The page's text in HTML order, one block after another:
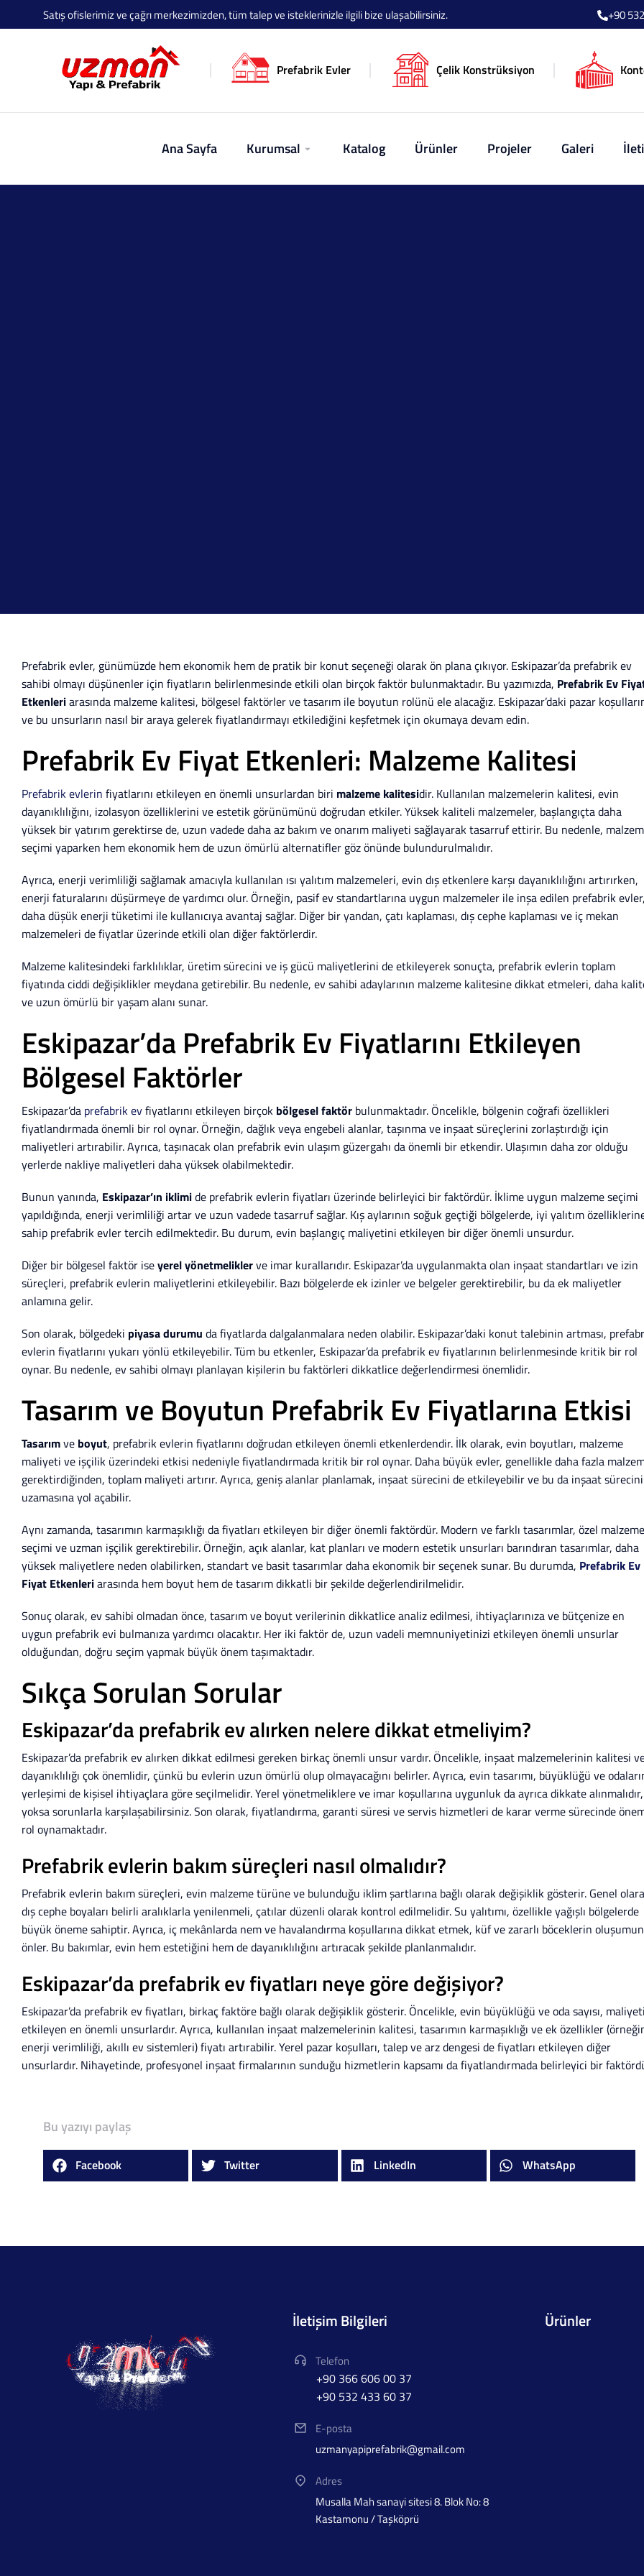
Satış ofislerimiz ve çağrı merkezimizden, tüm talep ve isteklerinizle ilgili bize ulaşabilirsiniz. +90
Prefabrik Evler Çelik Konstrüksiyon
Ana Sayfa Kurumsal Katalog Ürünler Projeler Galeri
Prefabrik evler, günümüzde hem ekonomik hem de pratik bir konut seçeneği olarak ön plana çıkıyor. Eskipazar’da prefabrik ev
sahibi olmayı düşünenler için fiyatların belirlenmesinde etkili olan birçok faktör bulunmaktadır. Bu yazımızda, Prefabrik Ev
Etkenleriarasında malzeme kalitesi, bölgesel faktörler ve tasarım ile boyutun rolünü ele alacağız. Eskipazar’daki pazar
ve bu unsurların nasıl bir araya gelerek fiyatlandırmayı etkilediğini keşfetmek için okumaya devam edin.
Prefabrik Ev Fiyat Etkenleri: Malzeme Kalitesi
Prefabrik evlerin fiyatlarını etkileyen en önemli unsurlardan biri malzeme kalitesidir. Kullanılan malzemelerin kalitesi, evin
dayanıklılığını, izolasyon özelliklerini ve estetik görünümünü doğrudan etkiler. Yüksek kaliteli malzemeler, başlangıçta daha
yüksek bir yatırım gerektirse de, uzun vadede daha az bakım ve onarım maliyeti sağlayarak tasarruf ettirir. Bu nedenle,
seçimi yaparken hem ekonomik hem de uzun ömürlü alternatifler göz önünde bulundurulmalıdır.
Ayrıca, enerji verimliliği sağlamak amacıyla kullanılan ısı yalıtım malzemeleri, evin dış etkenlere karşı dayanıklılığını artırırken,
enerji faturalarını düşürmeye de yardımcı olur. Örneğin, pasif ev standartlarına uygun malzemeler ile inşa edilen prefabrik evler,
daha düşük enerji tüketimi ile kullanıcıya avantaj sağlar. Diğer bir yandan, çatı kaplaması, dış cephe kaplaması ve iç mekan
malzemeleri de fiyatlar üzerinde etkili olan diğer faktörlerdir.
Malzeme kalitesindeki farklılıklar, üretim sürecini ve iş gücü maliyetlerini de etkileyerek sonuçta, prefabrik evlerin toplam
fiyatında ciddi değişiklikler meydana getirebilir. Bu nedenle, ev sahibi adaylarının malzeme kalitesine dikkat etmeleri, daha
ve uzun ömürlü bir yaşam alanı sunar.
Eskipazar’da Prefabrik Ev Fiyatlarını Etkileyen
Bölgesel Faktörler
Eskipazar’da prefabrik evfiyatlarını etkileyen birçok bölgesel faktör bulunmaktadır. Öncelikle, bölgenin coğrafi özellikleri
fiyatlandırmada önemli bir rol oynar. Örneğin, dağlık veya engebeli alanlar, taşınma ve inşaat süreçlerini zorlaştırdığı için
maliyetleri artırabilir. Ayrıca, taşınacak olan prefabrik evin ulaşım güzergahı da önemli bir etkendir. Ulaşımın daha zor olduğu
yerlerde nakliye maliyetleri daha yüksek olabilmektedir.
Bunun yanında, Eskipazar’ın iklimide prefabrik evlerin fiyatları üzerinde belirleyici bir faktördür. İklime uygun malzeme seçimi
yapıldığında, enerji verimliliği artar ve uzun vadede tasarruf sağlar. Kış aylarının soğuk geçtiği bölgelerde, iyi yalıtım
sahip prefabrik evler tercih edilmektedir. Bu durum, evin başlangıç maliyetini etkileyen bir diğer önemli unsurdur.
Diğer bir bölgesel faktör iseyerel yönetmeliklerve imar kurallarıdır. Eskipazar’da uygulanmakta olan inşaat standartları ve izin
süreçleri, prefabrik evlerin maliyetlerini etkileyebilir. Bazı bölgelerde ek izinler ve belgeler gerektirebilir, bu da ek maliyetler
anlamına gelir.
Son olarak, bölgedeki piyasa durumu da fiyatlarda dalgalanmalara neden olabilir. Eskipazar’daki konut talebinin artması,
evlerin fiyatlarını yukarı yönlü etkileyebilir. Tüm bu etkenler, Eskipazar’da prefabrik ev fiyatlarının belirlenmesinde kritik bir rol
oynar. Bu nedenle, ev sahibi olmayı planlayan kişilerin bu faktörleri dikkatlice değerlendirmesi önemlidir.
Tasarım ve Boyutun Prefabrik Ev Fiyatlarına Etkisi
Tasarımve boyut, prefabrik evlerin fiyatlarını doğrudan etkileyen önemli etkenlerdendir. İlk olarak, evin boyutları, malzeme
maliyeti ve işçilik üzerindeki etkisi nedeniyle fiyatlandırmada kritik bir rol oynar. Daha büyük evler, genellikle daha fazla
gerektirdiğinden, toplam maliyeti artırır. Ayrıca, geniş alanlar planlamak, inşaat sürecini de etkileyebilir ve bu da inşaat
uzamasına yol açabilir.
Aynı zamanda, tasarımın karmaşıklığı da fiyatları etkileyen bir diğer önemli faktördür. Modern ve farklı tasarımlar, özel malzeme
seçimi ve uzman işçilik gerektirebilir. Örneğin, açık alanlar, kat planları ve modern estetik unsurları barındıran tasarımlar, daha
yüksek maliyetlere neden olabilirken, standart ve basit tasarımlar daha ekonomik bir seçenek sunar. Bu durumda, Prefabrik Ev
Fiyat Etkenleriarasında hem boyut hem de tasarım dikkatli bir şekilde değerlendirilmelidir.
Sonuç olarak, ev sahibi olmadan önce, tasarım ve boyut verilerinin dikkatlice analiz edilmesi, ihtiyaçlarınıza ve bütçenize en
uygun prefabrik evi bulmanıza yardımcı olacaktır. Her iki faktör de, uzun vadeli memnuniyetinizi etkileyen önemli unsurlar
olduğundan, doğru seçim yapmak büyük önem taşımaktadır.
Sıkça Sorulan Sorular
Eskipazar’da prefabrik ev alırken nelere dikkat etmeliyim?
Eskipazar’da prefabrik ev alırken dikkat edilmesi gereken birkaç önemli unsur vardır. Öncelikle, inşaat malzemelerinin kalitesi
dayanıklılığı çok önemlidir, çünkü bu evlerin uzun ömürlü olup olmayacağını belirler. Ayrıca, evin tasarımı, büyüklüğü ve
yerleşimi de kişisel ihtiyaçlara göre seçilmelidir. Yerel yönetmeliklere ve imar koşullarına uygunluk da ayrıca dikkate alınmalıdır,
yoksa sorunlarla karşılaşabilirsiniz. Son olarak, fiyatlandırma, garanti süresi ve servis hizmetleri de karar verme sürecinde
rol oynamaktadır.
Prefabrik evlerin bakım süreçleri nasıl olmalıdır?
Prefabrik evlerin bakım süreçleri, evin malzeme türüne ve bulunduğu iklim şartlarına bağlı olarak değişiklik gösterir. Genel
dış cephe boyaları belirli aralıklarla yenilenmeli, çatılar düzenli olarak kontrol edilmelidir. Su yalıtımı, özellikle yağışlı bölgelerde
büyük öneme sahiptir. Ayrıca, iç mekânlarda nem ve havalandırma koşullarına dikkat etmek, küf ve zararlı böceklerin
önler. Bu bakımlar, evin hem estetiğini hem de dayanıklılığını artıracak şekilde planlanmalıdır.
Eskipazar’da prefabrik ev fiyatları neye göre değişiyor?
Eskipazar’da prefabrik ev fiyatları, birkaç faktöre bağlı olarak değişiklik gösterir. Öncelikle, evin büyüklüğü ve oda sayısı, maliyeti
etkileyen en önemli unsurlardır. Ayrıca, kullanılan inşaat malzemelerinin kalitesi, tasarımın karmaşıklığı ve ek özellikler
enerji verimliliği, akıllı ev sistemleri) fiyatı artırabilir. Yerel pazar koşulları, talep ve arz dengesi de fiyatları etkileyen diğer
unsurlardır. Nihayetinde, profesyonel inşaat firmalarının sunduğu hizmetlerin kapsamı da fiyatlandırmada belirleyici bir
Bu yazıyı paylaş
Facebook Twitter LinkedIn WhatsApp
İletişim Bilgileri
Telefon
+90 366 606 00 37
+90 532 433 60 37
E-posta
uzmanyapiprefabrik@gmail.com
Adres
Musalla Mah sanayi sitesi 8. Blok No: 8
Kastamonu / Taşköprü
Ürünler